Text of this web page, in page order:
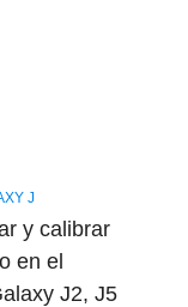
J
y calibrar
en el
J2, J5